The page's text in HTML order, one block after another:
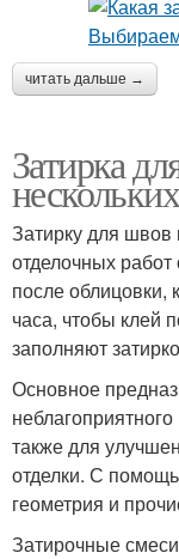
Подготовка к
Затирка для
работ
читать дальше →
Затирка
Затирку для швов
отделочных
после облицовки,
часа, чтобы клей
заполняют
Основное
также для
отделки. С
геометрия и
Затирочные